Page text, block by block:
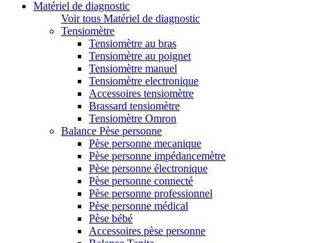
Matériel de diagnostic
Voir tous Matériel de diagnostic
Tensiomètre
Tensiomètre au bras
Tensiomètre au poignet
Tensiomètre manuel
Tensiomètre electronique
Accessoires tensiomètre
Brassard tensiomètre
Tensiomètre Omron
Balance Pèse personne
Pèse personne mecanique
Pèse personne impédancemètre
Pèse personne électronique
Pèse personne connecté
Pèse personne professionnel
Pèse personne médical
Pèse bébé
Accessoires pèse personne